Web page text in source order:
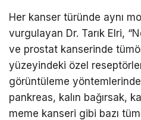
Her kanser türünde aynı
vurgulayan Dr. Tarık Elri,
ve prostat kanserinde
yüzeyindeki özel
görüntüleme
pankreas, kalın bağırsak,
meme kanseri gibi bazı